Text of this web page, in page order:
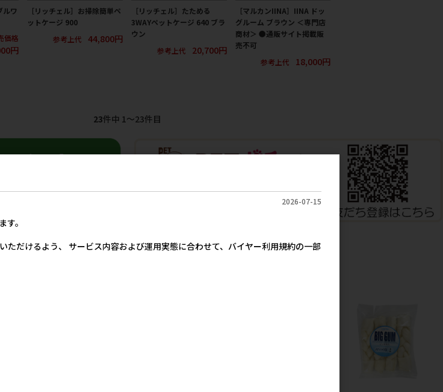
ルワ
価格
円
［リッチェル］お掃除簡単ペ
ットケージ 900
参考上代
44,800円
［リッチェル］たためる
3WAYペットケージ 640 ブラ
ウン
参考上代
20,700円
［マルカンIINA］IINA ドッ
グルーム ブラウン ＜専門店
商材＞ ●通販サイト掲載販
売不可
参考上代
18,000円
23件中 1〜23件目
2026-07-15
。
だけるよう、 サービス内容および運用実態に合わせて、バイヤー利用規約の一部